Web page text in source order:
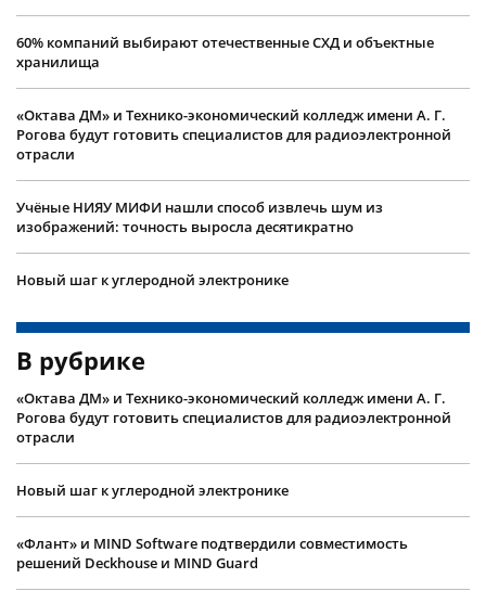
60% компаний выбирают отечественные СХД и объектные
хранилища
«Октава ДМ» и Технико-экономический колледж имени А. Г.
Рогова будут готовить специалистов для радиоэлектронной
отрасли
Учëные НИЯУ МИФИ нашли способ извлечь шум из
изображений: точность выросла десятикратно
Новый шаг к углеродной электронике
В рубрике
«Октава ДМ» и Технико-экономический колледж имени А. Г.
Рогова будут готовить специалистов для радиоэлектронной
отрасли
Новый шаг к углеродной электронике
«Флант» и MIND Software подтвердили совместимость
решений Deckhouse и MIND Guard